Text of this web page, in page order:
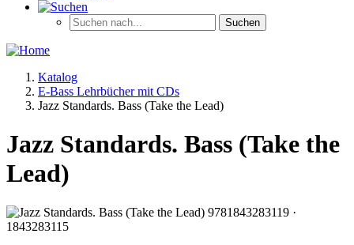
Katalog
E-Bass Lehrbücher mit CDs
Jazz Standards. Bass (Take the Lead)
Jazz Standards. Bass (Take the
Lead)